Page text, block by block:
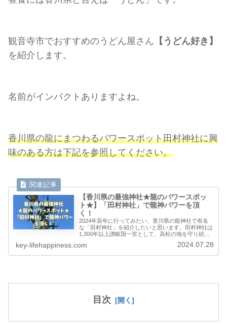
観音寺市でおすすめのうどん屋さん 【うどん好き】
を紹介します。
名前がインパクトありますよね。
香川県の龍にまつわるパワースポット田村神社に興
味のある方は下記を参照してください。
【香川県の最強神社★龍のパワースポッ
ト★】「田村神社」で龍神パワーを頂
く！
2024年辰年に行ってみたい、香川県の龍神社で有名
な「田村神社」を紹介したいと思います。田村神社は
1,300年以上讃岐国一宮として、高松の地を守り続け
判を奉納してご利益をいただきましょう。また、日曜
key-lifehappiness.com 2024.07.28
目次